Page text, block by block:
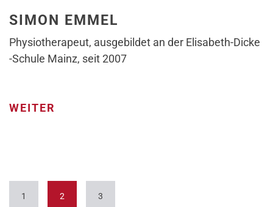
SIMON EMMEL
Physiotherapeut, ausgebildet an der Elisabeth-Dicke
-Schule Mainz, seit 2007
WEITER
1 2 3